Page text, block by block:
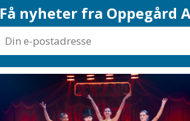
Få nyheter fra Oppegård